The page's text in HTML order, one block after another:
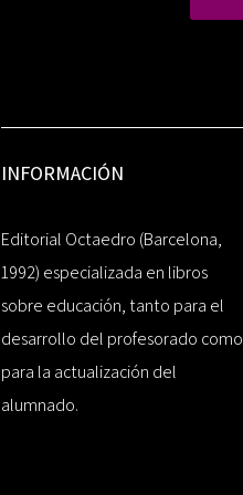
INFORMACIÓN
Editorial Octaedro (Barcelona,
1992) especializada en libros
sobre educación, tanto para el
desarrollo del profesorado como
para la actualización del
alumnado.